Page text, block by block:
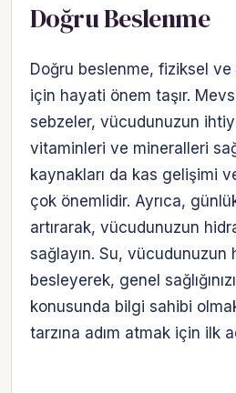
Doğru Beslenme
Doğru beslenme, fiziksel ve
için hayati önem taşır.
sebzeler, vücudunuzun
vitaminleri ve mineralleri
kaynakları da kas gelişimi
çok önemlidir. Ayrıca,
artırarak, vücudunuzun
sağlayın. Su, vücudunuzun
besleyerek, genel
konusunda bilgi sahibi
tarzına adım atmak için ilk